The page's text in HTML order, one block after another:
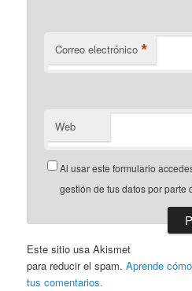
Correo electrónico *
Web
Al usar este formulario
gestión de tus datos por parte
Este sitio usa Akismet
para reducir el spam.Aprende
tus comentarios.